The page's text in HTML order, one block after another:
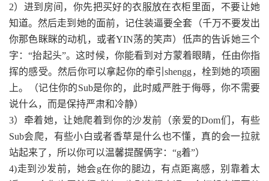
2）进到房间，你先把买好的衣服放在衣柜里面，不要让她
知道。然后走到她的面前，记住装逼要全套（千万不要发出
你那色眯眯的动机，或者YIN荡的笑声）低声的告诉她三个
字：“抬起头”。这时候，你能看到对方蒙着眼睛，任由你指
挥的感受。然后你可以拿起你的牵引shengg，栓到她的项圈
上。（记住你的Sub是你的，此时威严胜于侮辱，你不需要
说什么，而是保持严肃和冷静）
3）牵着她，让她爬着到你的沙发前（亲爱的Dom们，有些
Sub会爬，有些小白或者香草是什么也不懂，真的会一拉就
站起来了，所以你可以温馨提醒俩字：“g着”）
4)走到沙发前，她会g在你的腿边，有点距离感，别靠着太